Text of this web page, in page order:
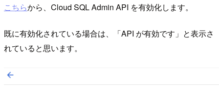
こちらから、Cloud SQL Admin API を有効化します。
既に有効化されている場合は、「API が有効です」と表示さ
れていると思います。